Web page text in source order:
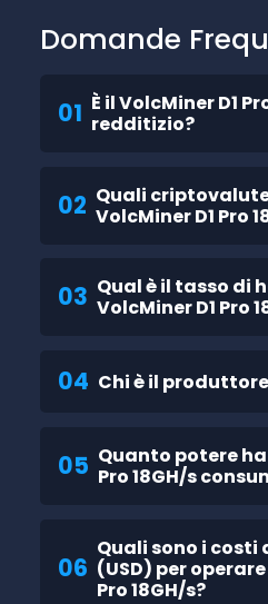
Domande
01 È il VolcMiner D1
redditizio?
02 Quali
VolcMiner D1 Pro
03 Qual è il tasso di
VolcMiner D1 Pro
04 Chi è il produttore
05 Quanto potere ha
Pro 18GH/s
06
Quali sono i
(USD) per
Pro 18GH/s?